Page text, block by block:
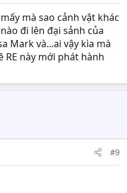
mà sao cảnh vật khác
đi lên đại sảnh của
Mark và...ai vậy kìa mà
RE này mới phát hành
#9